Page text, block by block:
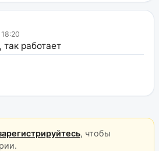
работает
, чтобы